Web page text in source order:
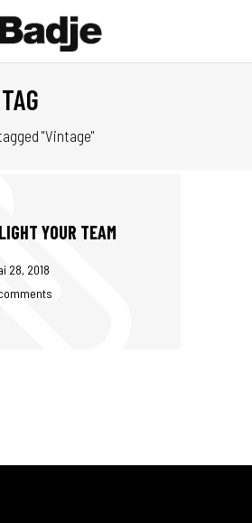
"Vintage"
YOUR TEAM
28, 2018